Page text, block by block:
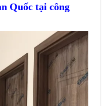
Quốc tại công